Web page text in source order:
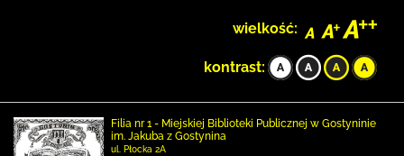
wielkość:
kontrast:
Filia nr 1 - Miejskiej Biblioteki Publicznej w Gostyninie
im. Jakuba z Gostynina
ul. Płocka 2A